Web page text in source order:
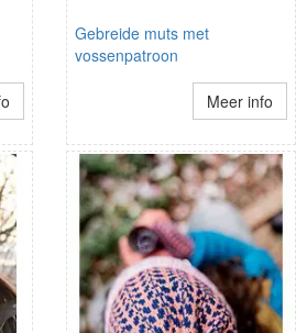
Gebreide muts met
vossenpatroon
Meer info